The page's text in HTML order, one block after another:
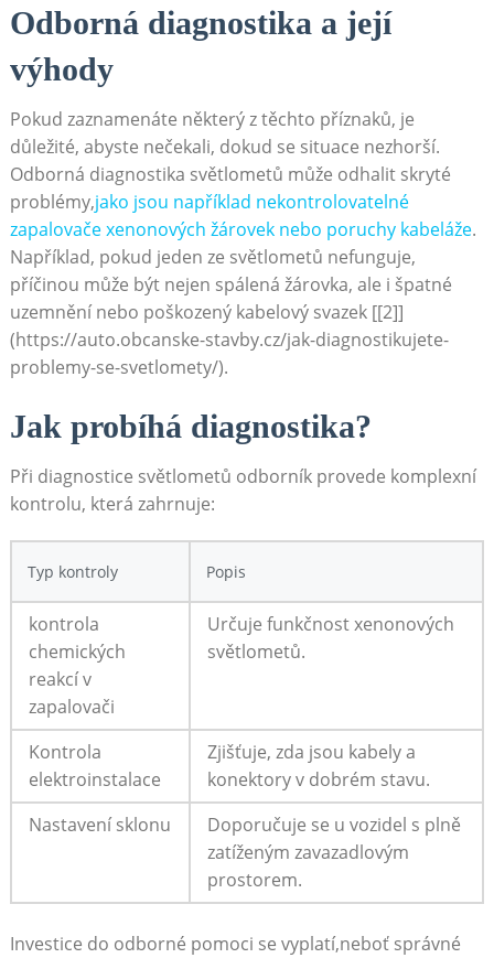
Odborná diagnostika a její
výhody
Pokud zaznamenáte některý z těchto příznaků, je
důležité, abyste nečekali, dokud se situace nezhorší.
Odborná diagnostika světlometů může odhalit skryté
problémy,jako jsou například nekontrolovatelné
zapalovače xenonových žárovek nebo poruchy kabeláže.
Například, pokud jeden ze světlometů nefunguje,
příčinou může být nejen spálená žárovka, ale i špatné
uzemnění nebo poškozený kabelový svazek [[2]]
(https://auto.obcanske-stavby.cz/jak-diagnostikujete-
problemy-se-svetlomety/).
Jak probíhá diagnostika?
Při diagnostice světlometů odborník provede komplexní
kontrolu, která zahrnuje:
Typ kontroly Popis
kontrola
chemických
reakcí v
zapalovači
Určuje funkčnost xenonových
světlometů.
Kontrola
elektroinstalace
Zjišťuje, zda jsou kabely a
konektory v dobrém stavu.
Nastavení sklonu
Doporučuje se u vozidel s plně
zatíženým zavazadlovým
prostorem.
Investice do odborné pomoci se vyplatí,neboť správné